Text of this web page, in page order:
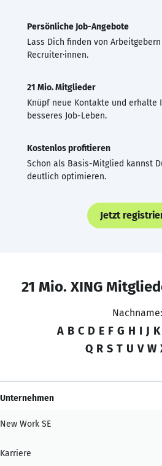
Persönliche Job-Angebote
Lass Dich finden von
Recruiter·innen.
21 Mio. Mitglieder
Knüpf neue Kontakte und erhalte
besseres Job-Leben.
Kostenlos profitieren
Schon als Basis-Mitglied kannst
deutlich optimieren.
Jetzt
21 Mio. XING
Nachname:
A B C D E F G H I J K
Q R S T U V W
Unternehmen
New Work SE
Karriere